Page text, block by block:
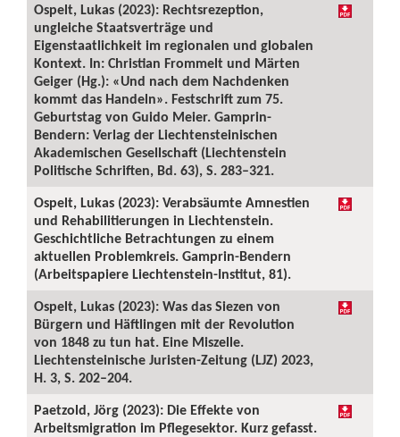
Ospelt, Lukas (2023): Rechtsrezeption,
ungleiche Staatsverträge und
Eigenstaatlichkeit im regionalen und globalen
Kontext. In: Christian Frommelt und Märten
Geiger (Hg.): «Und nach dem Nachdenken
kommt das Handeln». Festschrift zum 75.
Geburtstag von Guido Meier. Gamprin-
Bendern: Verlag der Liechtensteinischen
Akademischen Gesellschaft (Liechtenstein
Politische Schriften, Bd. 63), S. 283–321.
Ospelt, Lukas (2023): Verabsäumte Amnestien
und Rehabilitierungen in Liechtenstein.
Geschichtliche Betrachtungen zu einem
aktuellen Problemkreis. Gamprin-Bendern
(Arbeitspapiere Liechtenstein-Institut, 81).
Ospelt, Lukas (2023): Was das Siezen von
Bürgern und Häftlingen mit der Revolution
von 1848 zu tun hat. Eine Miszelle.
Liechtensteinische Juristen-Zeitung (LJZ) 2023,
H. 3, S. 202–204.
Paetzold, Jörg (2023): Die Effekte von
Arbeitsmigration im Pflegesektor. Kurz gefasst.